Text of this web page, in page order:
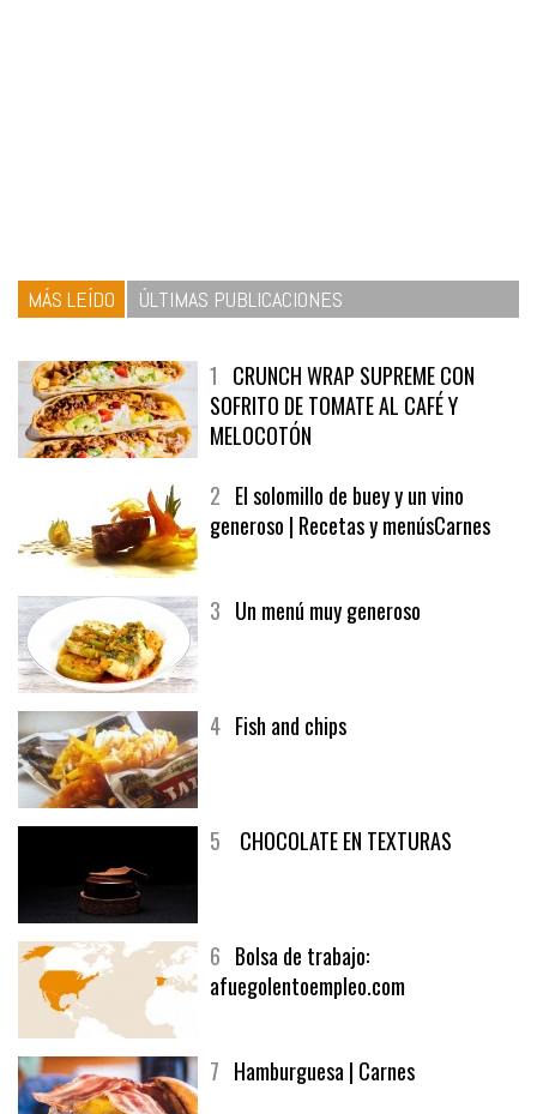
MÁS LEÍDO ÚLTIMAS PUBLICACIONES
1 CRUNCH WRAP SUPREME CON
SOFRITO DE TOMATE AL CAFÉ Y
MELOCOTÓN
2 El solomillo de buey y un vino
generoso | Recetas y menúsCarnes
3 Un menú muy generoso
4 Fish and chips
5 CHOCOLATE EN TEXTURAS
6 Bolsa de trabajo:
afuegolentoempleo.com
7 Hamburguesa | Carnes